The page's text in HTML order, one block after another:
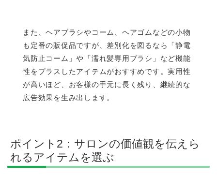
また、ヘアブラシやコーム、ヘアゴムなどの小物
も定番の販促品ですが、差別化を図るなら「静電
気防止コーム」や「濡れ髪専用ブラシ」など機能
性をプラスしたアイテムがおすすめです。実用性
が高いほど、お客様の手元に長く残り、継続的な
広告効果を生み出します。
ポイント2：サロンの価値観を伝えら
れるアイテムを選ぶ